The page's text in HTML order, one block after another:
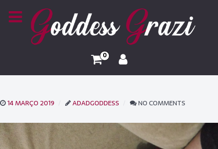
0
14 MARÇO 2019 ADADGODDESS NO COMMENTS